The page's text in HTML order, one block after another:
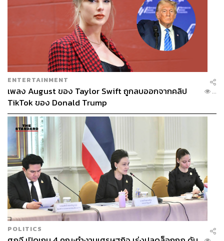
ดร.ยรรยง อธิบายต่อว่า จากข้อมูลการสำรวจของสำนักงาน
สภาพัฒนาการเศรษฐกิจและสังคมแห่งชาติ (สภาพัฒน์) พบ
ว่ากลุ่มคนที่มีรายได้สูงสุด 20% แรกของประเทศ มีสัดส่วน
การใช้จ่ายด้านพลังงาน โดยเฉพาะน้ำมันดีเซล มากกว่ากลุ่ม
คนที่มีรายได้น้อยในระดับล่างอยู่มาก เมื่อรัฐบาลเข้าไป
อุดหนุนราคาต่อลิตร ผู้ที่เติมน้ำมันในปริมาณที่มากกว่าย่อม
ได้รับเม็ดเงินอุดหนุนไปมากกว่า
โดยตามการแบ่งกลุ่มระดับรายได้ออกเป็น 5 กลุ่ม (Quintile)
พบยอดการใช้จ่ายน้ำมันดีเซลเฉลี่ยต่อครัวเรือนตามกลุ่มราย
ได้ดังนี้
Quintile ที่ 1:
รายได้เฉลี่ยต่อเดือนของครัวเรือนอยู่ที่
8.8 พันบาทต่อเดือน ใช้จ่ายน้ำมันดีเซล 97.6 บาทต่อ
เดือน
Quintile ที่ 2:
รายได้เฉลี่ยต่อเดือนของครัวเรือนอยู่ที่
1.46 หมื่นบาทต่อเดือน ใช้จ่ายน้ำมันดีเซล 199.9 บาท
ต่อเดือน
Quintile ที่ 3:รายได้เฉลี่ยต่อเดือนของครัวเรือนอยู่ที่
2.09 หมื่นบาทต่อเดือน ใช้จ่ายน้ำมันดีเซล 362.3 บาท
ENTERTAINMENT
เพลง August ของ Taylor Swift ถูกลบออกจากคลิป
TikTok ของ Donald Trump
...
POLITICS